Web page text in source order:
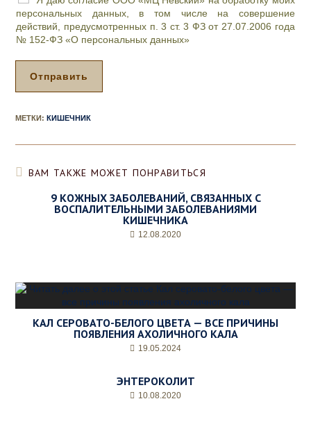
и
е
м
а
*
персональных данных, в том числе на совершение
действий, предусмотренных п. 3 ст. 3 ФЗ от 27.07.2006 года
№ 152-ФЗ «О персональных данных»
Отправить
МЕТКИ:КИШЕЧНИК
ВАМ ТАКЖЕ МОЖЕТ ПОНРАВИТЬСЯ
9 КОЖНЫХ ЗАБОЛЕВАНИЙ, СВЯЗАННЫХ С
ВОСПАЛИТЕЛЬНЫМИ ЗАБОЛЕВАНИЯМИ
КИШЕЧНИКА
12.08.2020
КАЛ СЕРОВАТО-БЕЛОГО ЦВЕТА — ВСЕ ПРИЧИНЫ
ПОЯВЛЕНИЯ АХОЛИЧНОГО КАЛА
19.05.2024
ЭНТЕРОКОЛИТ
10.08.2020